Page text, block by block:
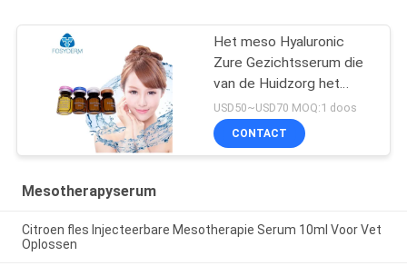
Het meso Hyaluronic
Zure Gezichtsserum die
van de Huidzorg het
Bevochtigen witten
USD50~USD70 MOQ:1 doos
CONTACT
Mesotherapyserum
Citroen fles Injecteerbare Mesotherapie Serum 10ml Voor Vet
Oplossen